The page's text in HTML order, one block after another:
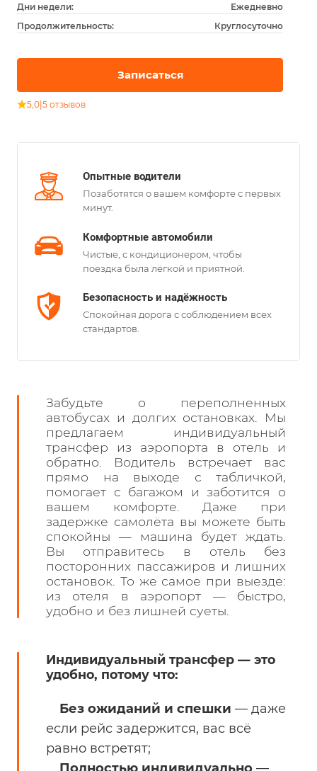
Дни недели:
Ежедневно
Продолжительность:
Круглосуточно
Записаться
5,0|5 отзывов
Опытные водители
Позаботятся о вашем комфорте с первых
минут.
Комфортные автомобили
Чистые, с кондиционером, чтобы
поездка была лёгкой и приятной.
Безопасность и надёжность
Спокойная дорога с соблюдением всех
стандартов.
Забудьте о переполненных
автобусах и долгих остановках. Мы
предлагаем индивидуальный
трансфер из аэропорта в отель и
обратно. Водитель встречает вас
прямо на выходе с табличкой,
помогает с багажом и заботится о
вашем комфорте. Даже при
задержке самолёта вы можете быть
спокойны — машина будет ждать.
Вы отправитесь в отель без
посторонних пассажиров и лишних
остановок. То же самое при выезде:
из отеля в аэропорт — быстро,
удобно и без лишней суеты.
Индивидуальный трансфер — это
удобно, потому что:
Без ожиданий и спешки — даже
если рейс задержится, вас всё
равно встретят;